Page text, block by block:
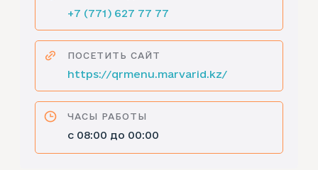
+7 (771) 627 77 77
ПОСЕТИТЬ САЙТ
https://qrmenu.marvarid.kz/
ЧАСЫ РАБОТЫ
с 08:00 до 00:00